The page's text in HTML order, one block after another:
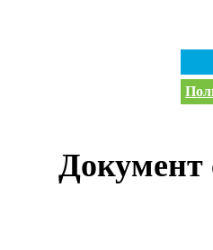
Документ